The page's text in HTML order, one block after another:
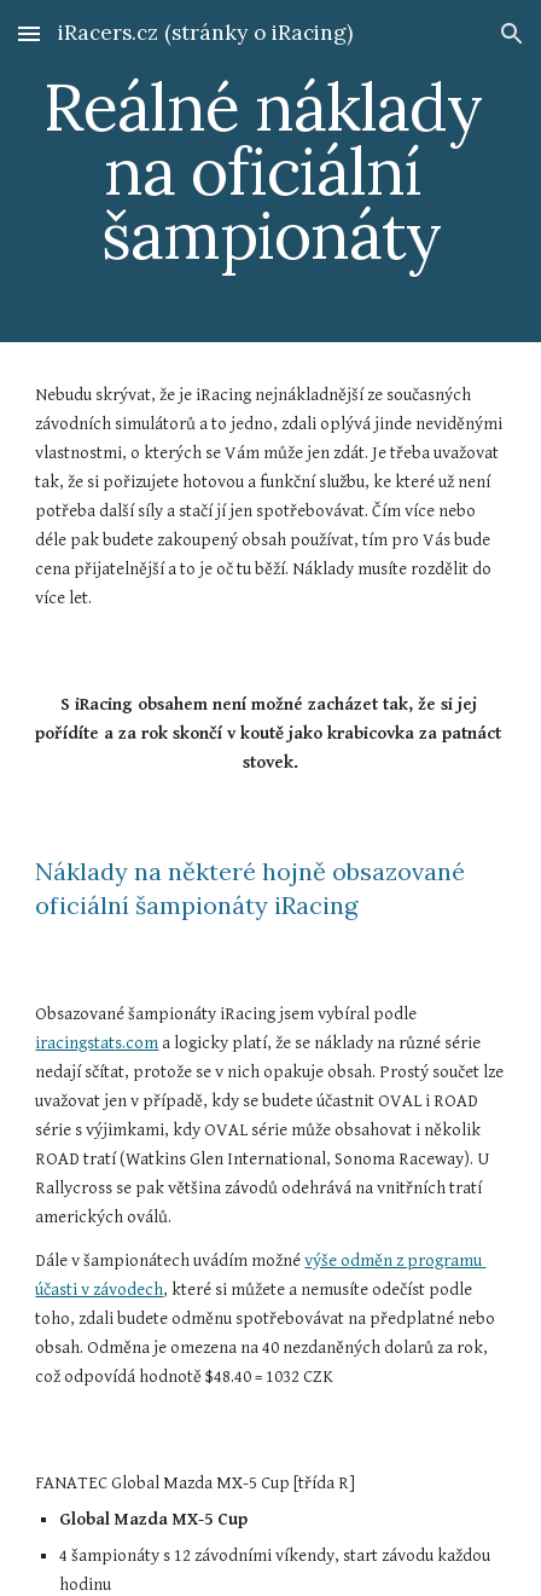
Skip to main content Skip to navigation
iRacers.cz (stránky o iRacing)
Reálné náklady
na oficiální
šampionáty
Nebudu skrývat, že je iRacing nejnákladnější ze současných
závodních simulátorů a to jedno, zdali oplývá jinde neviděnými
vlastnostmi, o kterých se Vám může jen zdát. Je třeba uvažovat
tak, že si pořizujete hotovou a funkční službu, ke které už není
potřeba další síly a stačí jí jen spotřebovávat. Čím více nebo
déle pak budete zakoupený obsah používat, tím pro Vás bude
cena přijatelnější a to je oč tu běží. Náklady musíte rozdělit do
více let.
S iRacing obsahem není možné zacházet tak, že si jej
pořídíte a za rok skončí v koutě jako krabicovka za patnáct
stovek.
Náklady na některé hojně obsazované
oficiální šampionáty iRacing
iracingstats.com a logicky platí, že se náklady na různé série
nedají sčítat, protože se v nich opakuje obsah. Prostý součet lze
uvažovat jen v případě, kdy se budete účastnit OVAL i ROAD
série s výjimkami, kdy OVAL série může obsahovat i několik
ROAD tratí (Watkins Glen International, Sonoma Raceway). U
Rallycross se pak většina závodů odehrává na vnitřních tratí
amerických oválů.
Dále v šampionátech uvádím možné výše odměn z programu
účasti v závodech, které si můžete a nemusíte odečíst podle
toho, zdali budete odměnu spotřebovávat na předplatné nebo
obsah. Odměna je omezena na 40 nezdaněných dolarů za rok,
což odpovídá hodnotě $48.40 = 1032 CZK
FANATEC Global Mazda MX-5 Cup [třída R]
Global Mazda MX-5 Cup
4 šampionáty s 12 závodními víkendy, start závodu každou
hodinu